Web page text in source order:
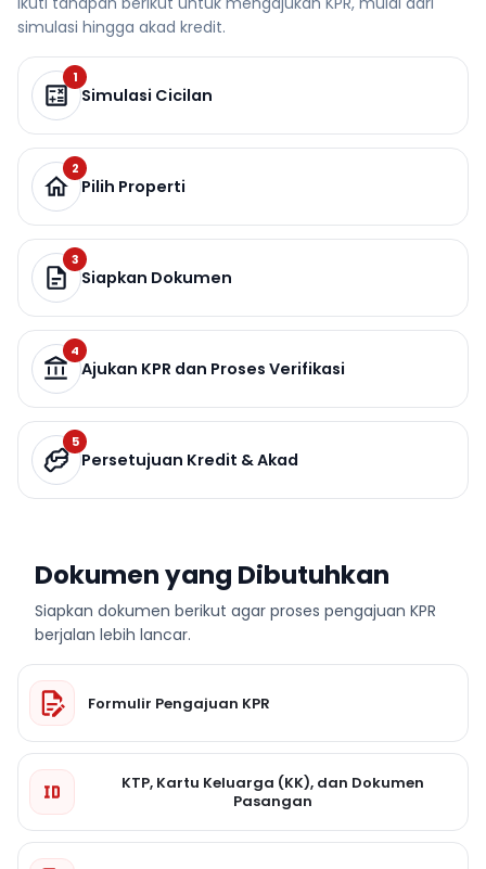
simulasi hingga akad kredit.
1
Simulasi Cicilan
2
Pilih Properti
3
Siapkan Dokumen
4
Ajukan KPR dan Proses Verifikasi
5
Persetujuan Kredit & Akad
Dokumen yang Dibutuhkan
Siapkan dokumen berikut agar proses pengajuan KPR
berjalan lebih lancar.
Formulir Pengajuan KPR
KTP, Kartu Keluarga (KK), dan Dokumen
Pasangan